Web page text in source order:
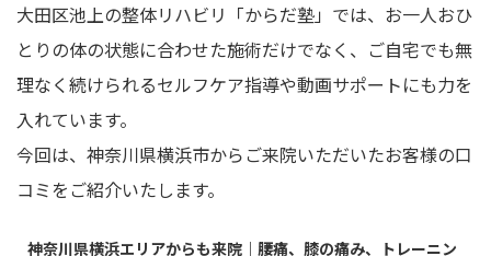
大田区池上の整体リハビリ「からだ塾」では、お一人おひ
とりの体の状態に合わせた施術だけでなく、ご自宅でも無
理なく続けられるセルフケア指導や動画サポートにも力を
入れています。
今回は、神奈川県横浜市からご来院いただいたお客様の口
コミをご紹介いたします。
神奈川県横浜エリアからも来院｜腰痛、膝の痛み、トレーニン